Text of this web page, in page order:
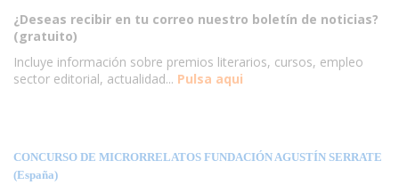
¿Deseas recibir en tu correo nuestro boletín de noticias?
(gratuito)
Incluye información sobre premios literarios, cursos, empleo
sector editorial, actualidad... Pulsa aqui
CONCURSO DE MICRORRELATOS FUNDACIÓN AGUSTÍN SERRATE
(España)